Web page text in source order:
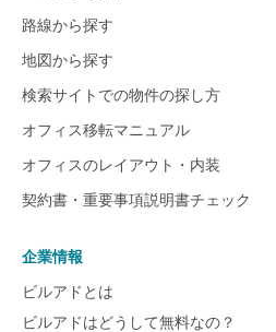
路線から探す
地図から探す
検索サイトでの物件の探し方
オフィス移転マニュアル
オフィスのレイアウト・内装
契約書・重要事項説明書チェック
企業情報
ビルアドとは
ビルアドはどうして無料なの？